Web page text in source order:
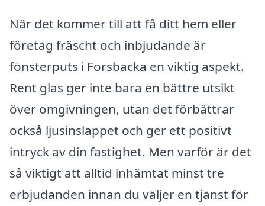
När det kommer till att få ditt hem eller
företag fräscht och inbjudande är
fönsterputs i Forsbacka en viktig aspekt.
Rent glas ger inte bara en bättre utsikt
över omgivningen, utan det förbättrar
också ljusinsläppet och ger ett positivt
intryck av din fastighet. Men varför är det
så viktigt att alltid inhämtat minst tre
erbjudanden innan du väljer en tjänst för